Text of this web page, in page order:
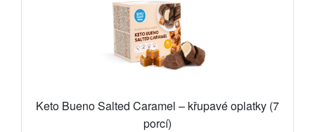
Keto Bueno Salted Caramel – křupavé oplatky (7
porcí)